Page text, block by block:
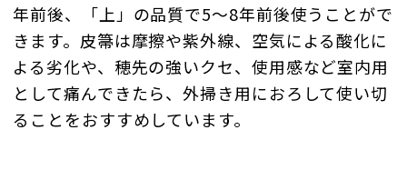
年前後、「上」の品質で5～8年前後使うことがで
きます。皮箒は摩擦や紫外線、空気による酸化に
よる劣化や、穂先の強いクセ、使用感など室内用
として痛んできたら、外掃き用におろして使い切
ることをおすすめしています。